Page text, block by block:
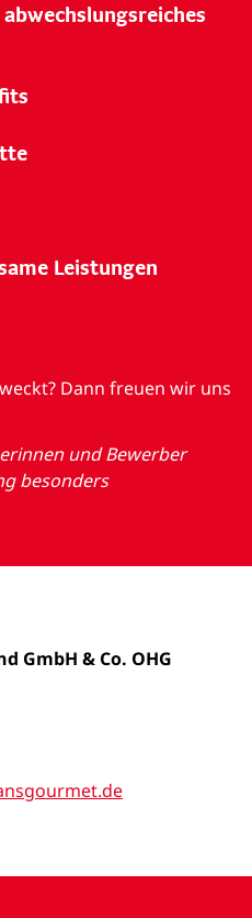
Leistungen
Dann freuen wir uns
und Bewerber
besonders
GmbH & Co. OHG